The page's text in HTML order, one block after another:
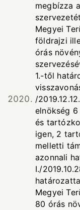
megbízza
Megyei
földrajzi
órás
1.-től
/
elnökség
és
igen, 2
melletti
azonnali
I./
Megyei
80 órás